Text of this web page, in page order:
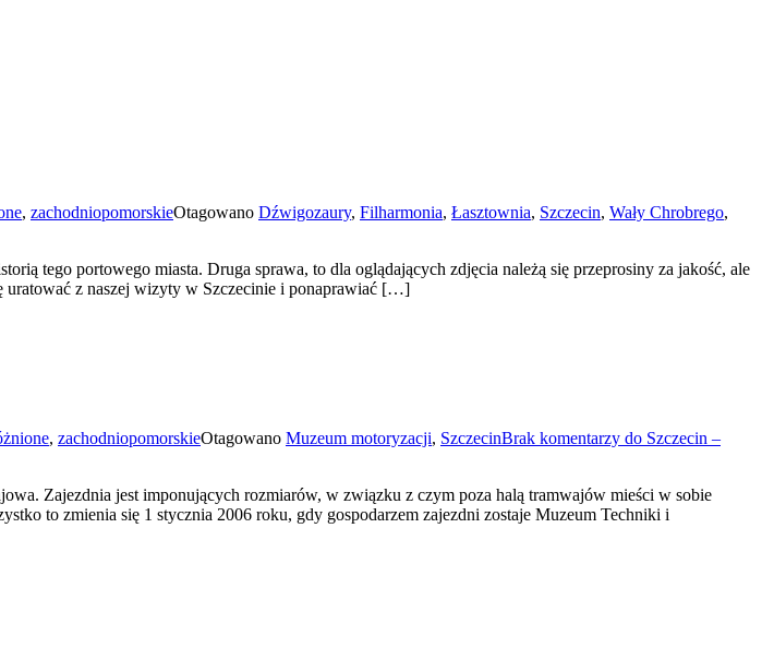
, zachodniopomorskieOtagowano Dźwigozaury, Filharmonia, Łasztownia, Szczecin, Wały Chrobrego,
tego portowego miasta. Druga sprawa, to dla oglądających zdjęcia należą się przeprosiny za jakość, ale
uratować z naszej wizyty w Szczecinie i ponaprawiać […]
, zachodniopomorskieOtagowano Muzeum motoryzacji, SzczecinBrak komentarzy do Szczecin –
Zajezdnia jest imponujących rozmiarów, w związku z czym poza halą tramwajów mieści w sobie
to zmienia się 1 stycznia 2006 roku, gdy gospodarzem zajezdni zostaje Muzeum Techniki i